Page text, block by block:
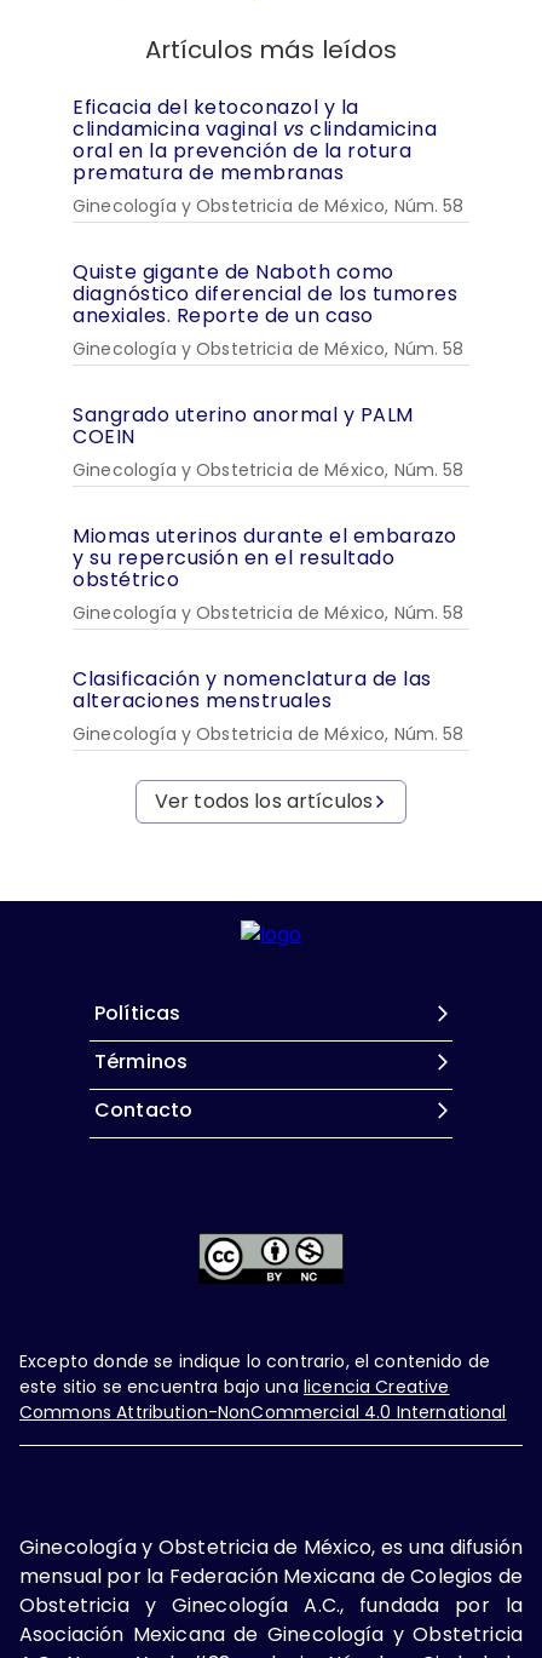
Artículos más leídos
Eficacia del ketoconazol y la
clindamicina vaginal vs clindamicina
oral en la prevención de la rotura
prematura de membranas
Ginecología y Obstetricia de México, Núm. 58
Quiste gigante de Naboth como
diagnóstico diferencial de los tumores
anexiales. Reporte de un caso
Ginecología y Obstetricia de México, Núm. 58
Sangrado uterino anormal y PALM
COEIN
Ginecología y Obstetricia de México, Núm. 58
Miomas uterinos durante el embarazo
y su repercusión en el resultado
obstétrico
Ginecología y Obstetricia de México, Núm. 58
Clasificación y nomenclatura de las
alteraciones menstruales
Ginecología y Obstetricia de México, Núm. 58
Ver todos los artículos
Políticas
Términos
Contacto
Excepto donde se indique lo contrario, el contenido de
este sitio se encuentra bajo una licencia Creative
Commons Attribution-NonCommercial 4.0 International
Ginecología y Obstetricia de México, es una difusión
mensual por la Federación Mexicana de Colegios de
Obstetricia y Ginecología A.C., fundada por la
Asociación Mexicana de Ginecología y Obstetricia